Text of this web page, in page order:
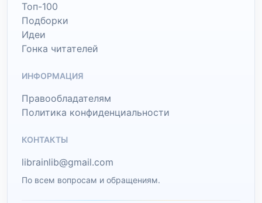
Топ-100
Подборки
Идеи
Гонка читателей
ИНФОРМАЦИЯ
Правообладателям
Политика конфиденциальности
КОНТАКТЫ
librainlib@gmail.com
По всем вопросам и обращениям.